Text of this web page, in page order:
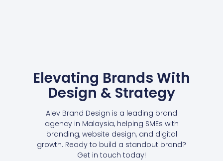
Elevating Brands With
Design & Strategy
Alev Brand Design is a leading brand
agency in Malaysia, helping SMEs with
branding, website design, and digital
growth. Ready to build a standout brand?
Get in touch today!